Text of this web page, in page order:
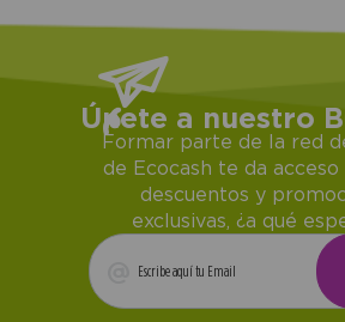
Únete a nuestro
Formar parte de la red
de Ecocash te da acceso
descuentos y
exclusivas, ¿a qué